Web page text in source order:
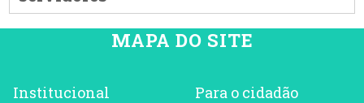
MAPA DO SITE
Institucional Para o cidadão